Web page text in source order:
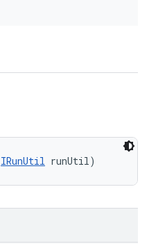
IRunUtil runUtil)